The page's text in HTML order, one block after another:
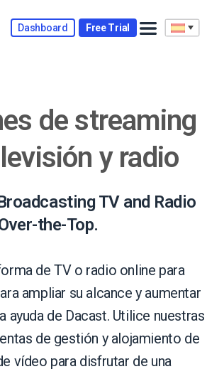
Dashboard Free Trial
de streaming
y radio
TV and Radio
the-Top.
de TV o radio online para
ampliar su alcance y aumentar
ayuda de Dacast. Utilice nuestras
de gestión y alojamiento de
vídeo para disfrutar de una